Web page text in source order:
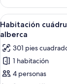
junto
a
la
alberca
familiar,
vista
a
la
junto
la
alberca
Abrir
todas
las
fotos
de
Habitación
1
Habitación
alberca
301 pies
1 habitación
4 personas